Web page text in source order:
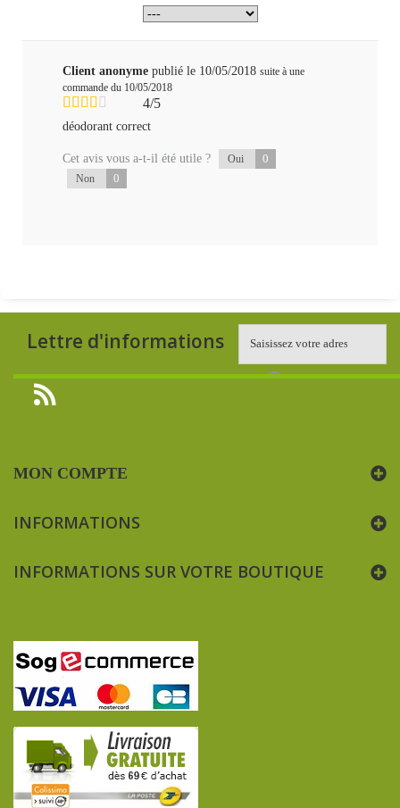
Client anonyme publié le 10/05/2018 suite à une
commande du 10/05/2018
4/5
déodorant correct
Cet avis vous a-t-il été utile ? Oui 0
Non 0
Lettre d'informations
MON COMPTE
INFORMATIONS
INFORMATIONS SUR VOTRE BOUTIQUE